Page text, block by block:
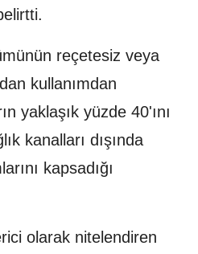
reçetesiz veya
kullanımdan
yaklaşık yüzde 40'ını
kanalları dışında
kapsadığı
olarak nitelendiren